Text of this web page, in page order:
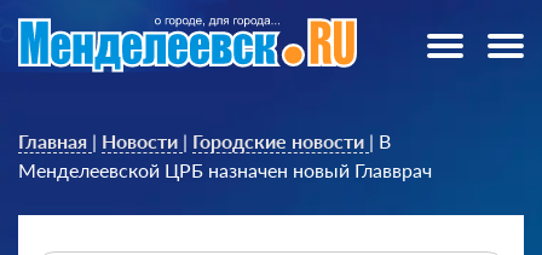
Главная | Новости | Городские новости | В
Менделеевской ЦРБ назначен новый Главврач